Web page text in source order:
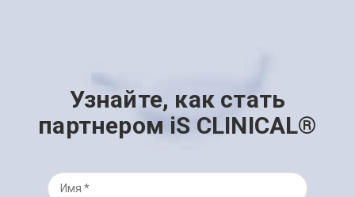
Узнайте, как стать
партнером iS CLINICAL®